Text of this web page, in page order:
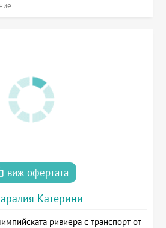
виж офертата
Катерини
ривиера с транспорт от